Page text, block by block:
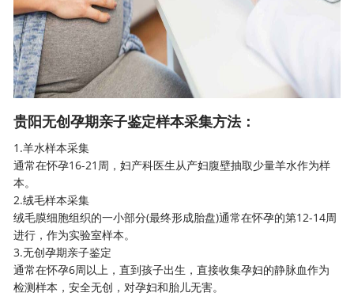
贵阳无创孕期亲子鉴定样本采集方法：
1.羊水样本采集
通常在怀孕16-21周，妇产科医生从产妇腹壁抽取少量羊水作为样
本。
2.绒毛样本采集
绒毛膜细胞组织的一小部分(最终形成胎盘)通常在怀孕的第12-14周
进行，作为实验室样本。
3.无创孕期亲子鉴定
通常在怀孕6周以上，直到孩子出生，直接收集孕妇的静脉血作为
检测样本，安全无创，对孕妇和胎儿无害。